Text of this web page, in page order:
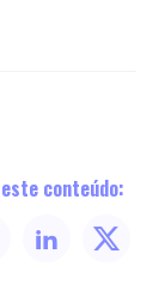
conteúdo: